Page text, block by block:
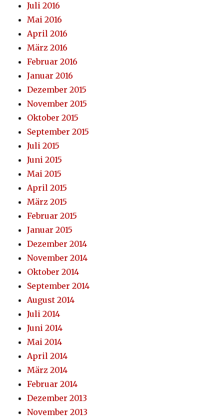
Juli 2016
Mai 2016
April 2016
März 2016
Februar 2016
Januar 2016
Dezember 2015
November 2015
Oktober 2015
September 2015
Juli 2015
Juni 2015
Mai 2015
April 2015
März 2015
Februar 2015
Januar 2015
Dezember 2014
November 2014
Oktober 2014
September 2014
August 2014
Juli 2014
Juni 2014
Mai 2014
April 2014
März 2014
Februar 2014
Dezember 2013
November 2013